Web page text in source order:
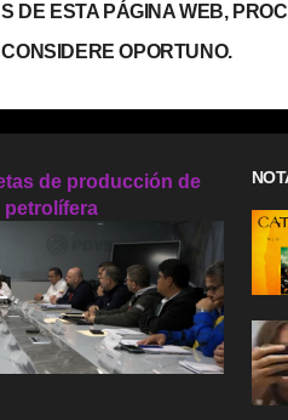
DE ESTA PÁGINA WEB,
OPORTUNO.
de producción de
petrolífera